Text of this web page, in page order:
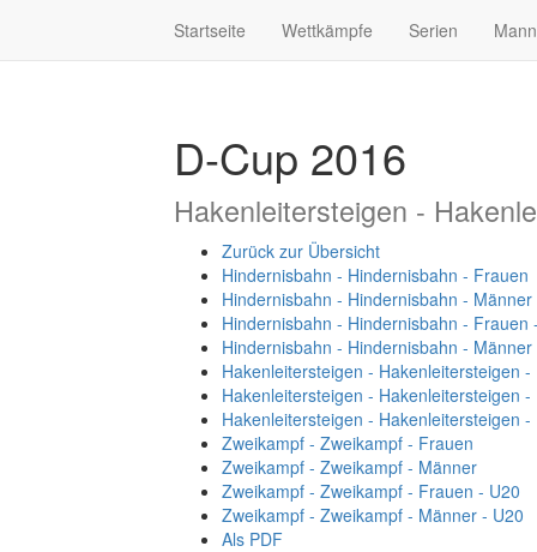
Startseite Wettkämpfe Serien
D-Cup 2016
Hakenleitersteigen -
Zurück zur Übersicht
Hindernisbahn - Hindernisbahn - Frauen
Hindernisbahn - Hindernisbahn - Männer
Hindernisbahn - Hindernisbahn - Frauen
Hindernisbahn - Hindernisbahn -
Hakenleitersteigen - Hakenleitersteigen -
Hakenleitersteigen - Hakenleitersteigen
Hakenleitersteigen - Hakenleitersteigen
Zweikampf - Zweikampf - Frauen
Zweikampf - Zweikampf - Männer
Zweikampf - Zweikampf - Frauen - U20
Zweikampf - Zweikampf - Männer - U20
Als PDF